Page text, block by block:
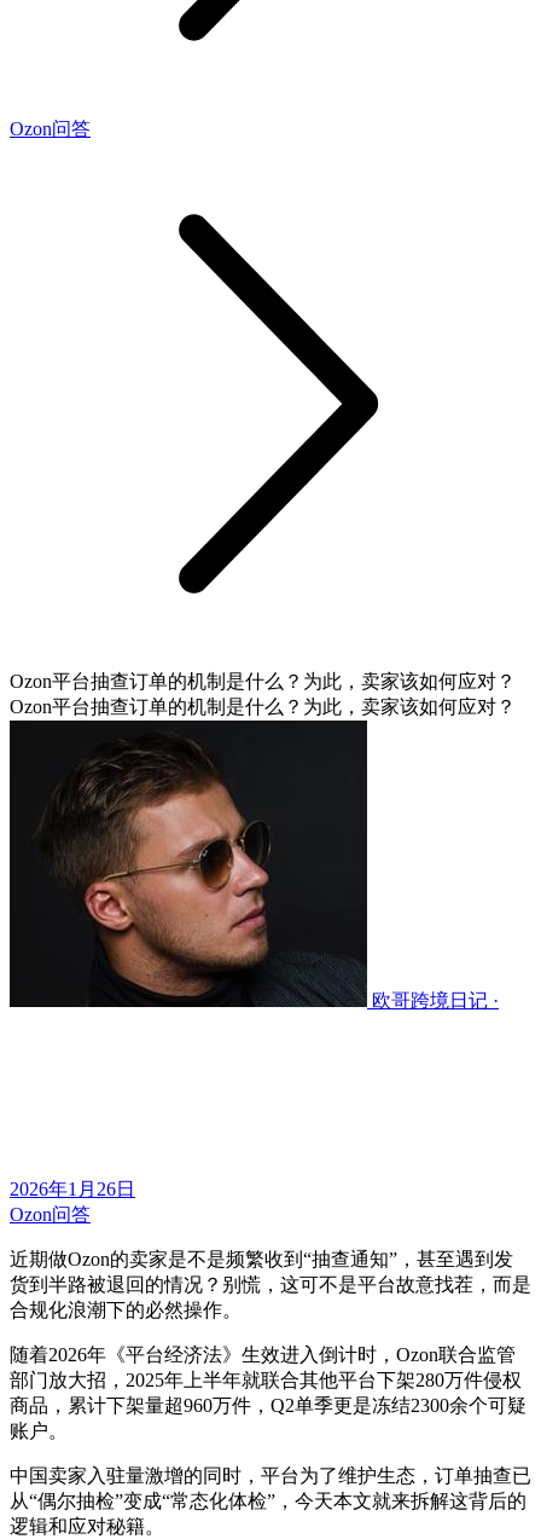
Ozon问答
Ozon平台抽查订单的机制是什么？为此，卖家该如何应对？
Ozon平台抽查订单的机制是什么？为此，卖家该如何应对？
欧哥跨境日记 ·
2026年1月26日
Ozon问答
近期做Ozon的卖家是不是频繁收到“抽查通知”，甚至遇到发
货到半路被退回的情况？ 别慌，这可不是平台故意找茬，而是
合规化浪潮下的必然操作。
随着2026年《平台经济法》生效进入倒计时，Ozon联合监管
部门放大招， 2025年上半年就联合其他平台下架280万件侵权
商品，累计下架量超960万件，Q2单季更是冻结2300余个可疑
账户。
中国卖家入驻量激增的同时，平台为了维护生态， 订单抽查已
从“偶尔抽检”变成“常态化体检”，今天本文就来拆解这背后的
逻辑和应对秘籍。